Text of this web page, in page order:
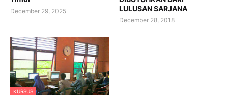
December 29, 2025
LULUSAN SARJANA
December 28, 2018
KURSUS